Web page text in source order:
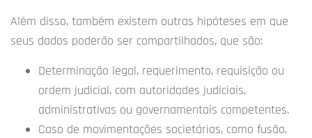
Além disso, também existem outras hipóteses em que
seus dados poderão ser compartilhados, que são:
Determinação legal, requerimento, requisição ou
ordem judicial, com autoridades judiciais,
administrativas ou governamentais competentes.
Caso de movimentações societárias, como fusão,